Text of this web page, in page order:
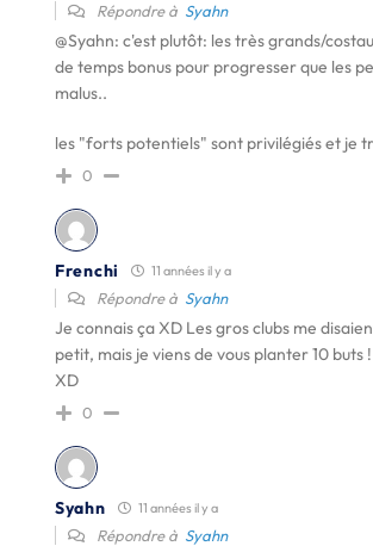
Répondre à Syahn
@Syahn: c'est plutôt: les très grands/
de temps bonus pour progresser que les
malus..
les "forts potentiels" sont privilégiés et je
0
Frenchi 11 années il y a
Répondre à Syahn
Je connais ça XD Les gros clubs me
petit, mais je viens de vous planter 10
XD
0
Syahn 11 années il y a
Répondre à Syahn